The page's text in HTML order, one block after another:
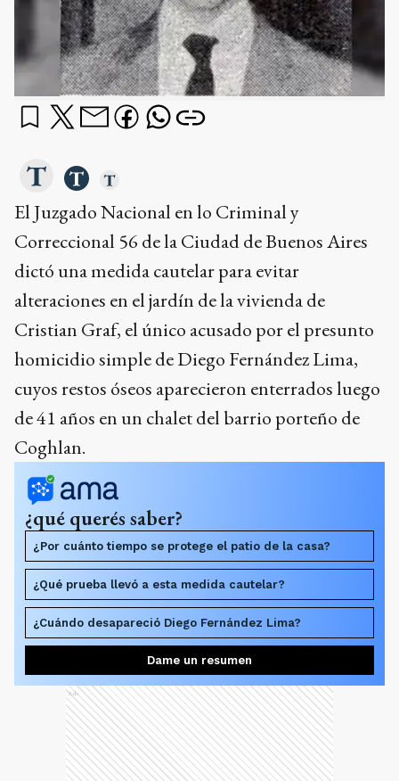
El Juzgado Nacional en lo Criminal y
Correccional 56 de la Ciudad de Buenos Aires
dictó una medida cautelar para evitar
alteraciones en el jardín de la vivienda de
Cristian Graf, el único acusado por el presunto
homicidio simple de Diego Fernández Lima,
cuyos restos óseos aparecieron enterrados luego
de 41 años en un chalet del barrio porteño de
Coghlan.
¿qué querés saber?
¿Por cuánto tiempo se protege el patio de la casa?
¿Qué prueba llevó a esta medida cautelar?
¿Cuándo desapareció Diego Fernández Lima?
Dame un resumen
Ads